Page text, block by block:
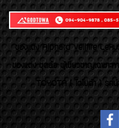
ของเเต่ง Alphard Vellfire
ของแต่ง ชุดล้อ ผู้เชี่ยวชาญเฉพาะท
TOYOTA ( โตโยต้า ) รถน